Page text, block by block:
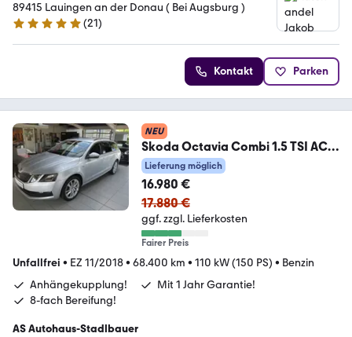
89415 Lauingen an der Donau ( Bei Augsburg )
4.8 Sterne
(21)
Kontakt Parken
NEU
Skoda Octavia Combi 1.5 TSI ACT
Clever DSG AHK GARANTI
Lieferung möglich
16.980 €
17.880 €
ggf. zzgl. Lieferkosten
Fairer Preis
Unfallfrei • EZ 11/2018• 68.400 km • 110 kW (150 PS) • Benzin
Anhängekupplung!
Mit 1 Jahr Garantie!
8-fach Bereifung!
AS Autohaus-Stadlbauer